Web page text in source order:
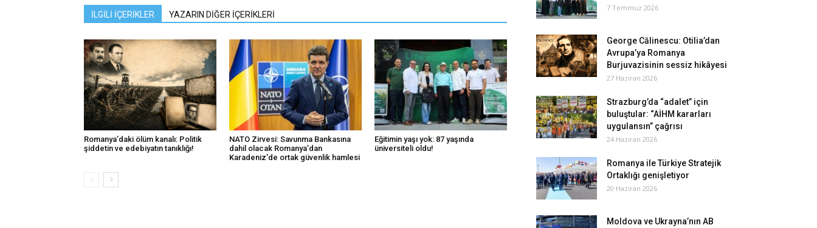
İLGİLİ İÇERİKLER YAZARIN DİĞER İÇERİKLERİ
Romanya’daki ölüm kanalı: Politik
şiddetin ve edebiyatın tanıklığı!
NATO Zirvesi: Savunma Bankasına
dahil olacak Romanya’dan
Karadeniz’de ortak güvenlik hamlesi
Eğitimin yaşı yok: 87 yaşında
üniversiteli oldu!
7 Temmuz 2026
George Călinescu: Otilia’dan
Avrupa’ya Romanya
Burjuvazisinin sessiz hikâyesi
27 Haziran 2026
Strazburg’da “adalet” için
buluştular: “AİHM kararları
uygulansın” çağrısı
24 Haziran 2026
Romanya ile Türkiye Stratejik
Ortaklığı genişletiyor
20 Haziran 2026
Moldova ve Ukrayna’nın AB